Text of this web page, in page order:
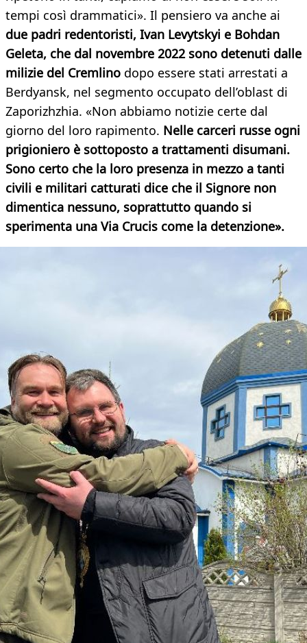
tempi così drammatici». Il pensiero va anche ai
due padri redentoristi, Ivan Levytskyi e Bohdan
Geleta, che dal novembre 2022 sono detenuti dalle
milizie del Cremlino dopo essere stati arrestati a
Berdyansk, nel segmento occupato dell’oblast di
Zaporizhzhia. «Non abbiamo notizie certe dal
giorno del loro rapimento. Nelle carceri russe ogni
prigioniero è sottoposto a trattamenti disumani.
Sono certo che la loro presenza in mezzo a tanti
civili e militari catturati dice che il Signore non
dimentica nessuno, soprattutto quando si
sperimenta una Via Crucis come la detenzione».